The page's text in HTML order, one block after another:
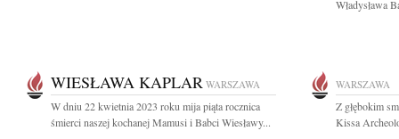
Władysława
WIESŁAWA KAPLAR WARSZAWA
W dniu 22 kwietnia 2023 roku mija piąta rocznica
śmierci naszej kochanej Mamusi i Babci Wiesławy...
WARSZAWA
Z głębokim
Kissa